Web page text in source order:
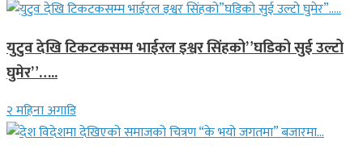
युटुव देखि टिकटकसम्म भाईरल इश्वर सिंहको”घडिको सुई उल्टो
घुमेर”…..
२ महिना अगाडि